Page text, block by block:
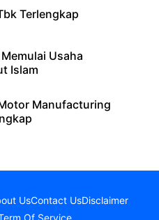
Terlengkap
Usaha
Islam
Manufacturing
UsContact UsDisclaimer
Of Service